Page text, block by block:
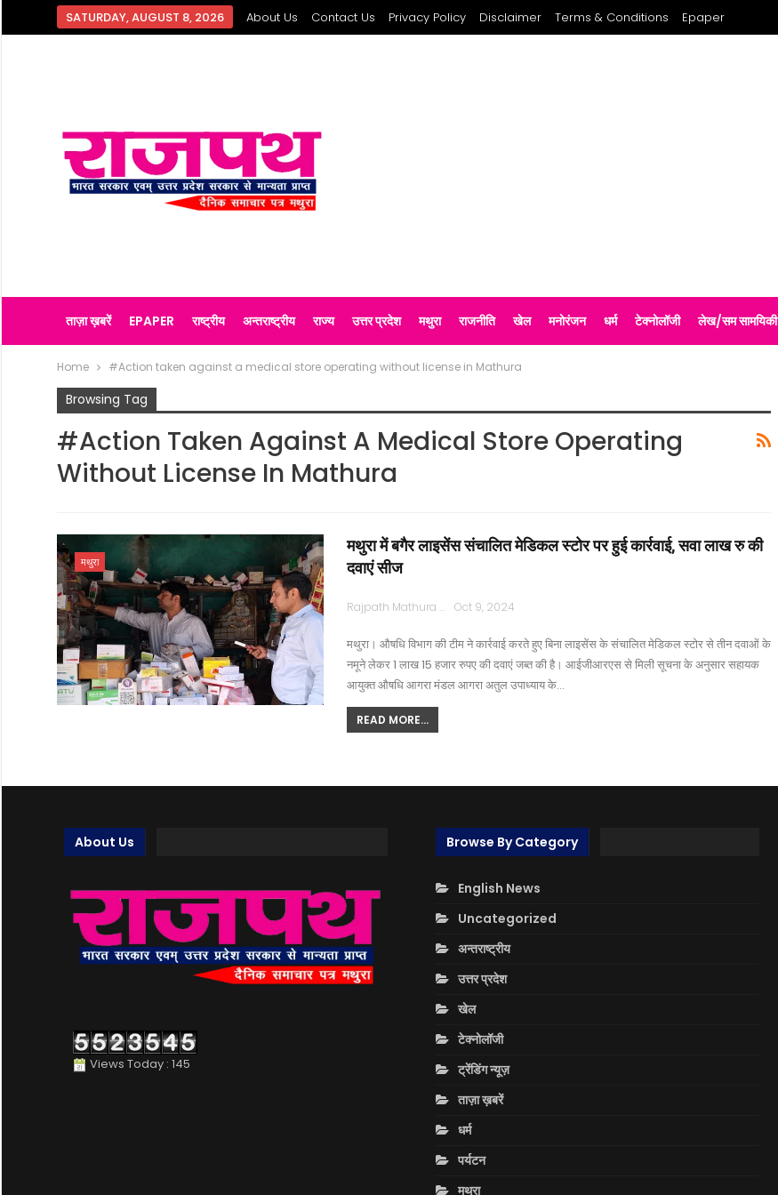
SATURDAY, AUGUST 8, 2026 About Us Contact Us Privacy Policy Disclaimer Terms & Conditions Epaper
ताज़ा ख़बरें EPAPER राष्ट्रीय अन्तराष्ट्रीय राज्य उत्तर प्रदेश मथुरा राजनीति खेल मनोरंजन धर्म टेक्नोलॉजी लेख/सम सामयिकी
Home #Action taken against a medical store operating without license in Mathura
Browsing Tag
#Action Taken Against A Medical Store Operating
Without License In Mathura
मथुरा
मथुरा में बगैर लाइसेंस संचालित मेडिकल स्टोर पर हुई कार्रवाई, सवा लाख रु की
दवाएं सीज
Rajpath Mathura Oct 9, 2024
मथुरा। औषधि विभाग की टीम ने कार्रवाई करते हुए बिना लाइसेंस के संचालित मेडिकल स्टोर से तीन दवाओं के
नमूने लेकर 1 लाख 15 हजार रुपए की दवाएं जब्त की है। आईजीआरएस से मिली सूचना के अनुसार सहायक
आयुक्त औषधि आगरा मंडल आगरा अतुल उपाध्याय के…
READ MORE...
About Us
Views Today : 145
Browse By Category
English News
Uncategorized
अन्तराष्ट्रीय
उत्तर प्रदेश
खेल
टेक्नोलॉजी
ट्रेंडिंग न्यूज़
ताज़ा ख़बरें
धर्म
पर्यटन
मथुरा